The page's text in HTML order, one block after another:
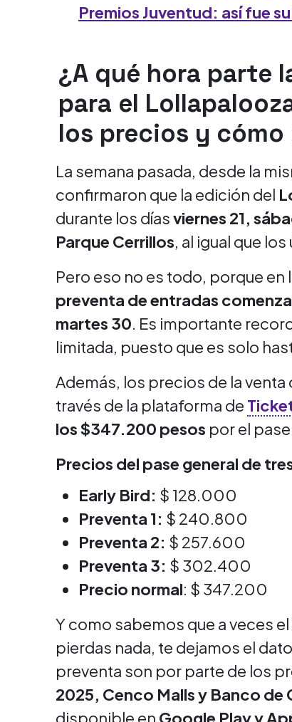
Premios Juventud: así fue
¿A qué hora parte
para el
los precios y
La semana pasada, desde la
confirmaron que la edición del
durante los díasviernes 21,
Parque Cerrillos, al igual que
Pero eso no es todo, porque
preventa de entradas
martes 30. Es importante
limitada, puesto que es solo
Además, los precios de la
través de la plataforma de
los $347.200 pesos por el
Precios del pase general de
Early Bird: $ 128.000
Preventa 1: $ 240.800
Preventa 2: $ 257.600
Preventa 3: $ 302.400
Precio normal: $ 347.200
Y como sabemos que a veces
pierdas nada, te dejamos el
preventa son por parte de los
2025, Cenco Malls y Banco de
disponible en Google Play y